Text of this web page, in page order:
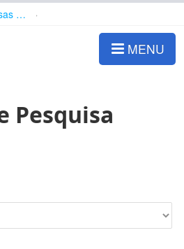
Bolsas e Auxílios Vigentes
MENU
Pesquisa